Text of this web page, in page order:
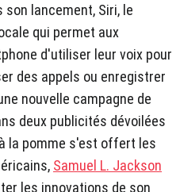
son lancement, Siri, le
qui permet aux
d'utiliser leur voix pour
des appels ou enregistrer
nouvelle campagne de
deux publicités dévoilées
la pomme s'est offert les
Samuel L. Jackson
les innovations de son